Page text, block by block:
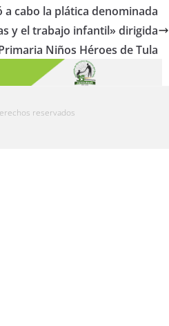
a cabo la plática denominada
y el trabajo infantil» dirigida
Niños Héroes de Tula
reservados